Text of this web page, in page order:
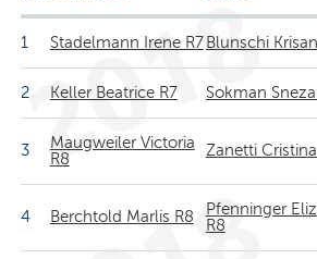
1 Stadelmann Irene R7 Blunschi
2 Keller Beatrice R7 Sokman
3
Maugweiler Victoria
R8
Zanetti
4 Berchtold Marlis R8
Pfenninger
R8